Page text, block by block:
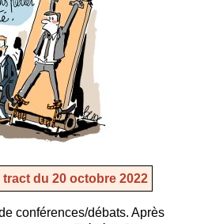
du 20 octobre 2022
conférences/débats. Après